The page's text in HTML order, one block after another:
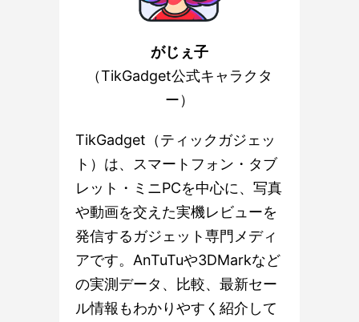
がじぇ子
（TikGadget公式キャラクタ
ー）
TikGadget（ティックガジェッ
ト）は、スマートフォン・タブ
レット・ミニPCを中心に、写真
や動画を交えた実機レビューを
発信するガジェット専門メディ
アです。AnTuTuや3DMarkなど
の実測データ、比較、最新セー
ル情報もわかりやすく紹介して